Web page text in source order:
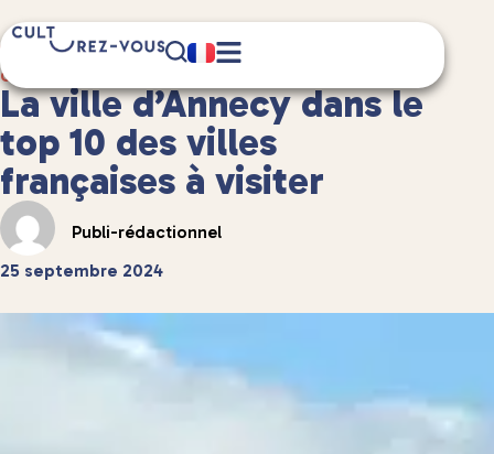
Guides de voyage
5 minute(s) de lecture
La ville d’Annecy dans le
top 10 des villes
françaises à visiter
Publi-rédactionnel
25 septembre 2024